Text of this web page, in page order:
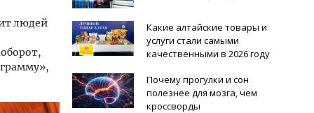
людей
Какие алтайские товары и
услуги стали самыми
качественными в 2026 году
Почему прогулки и сон
полезнее для мозга, чем
кроссворды